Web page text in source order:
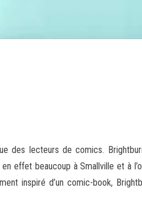
des lecteurs de comics.
effet beaucoup à Smallville et à
inspiré d’un comic-book,